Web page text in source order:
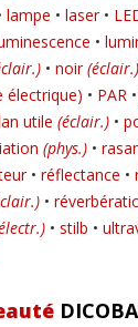
lampe • laser•
•
• noir(éclair.)
électrique) • PAR •
utile (éclair.) •
(phys.) •
• réflectance •
•
• stilb •